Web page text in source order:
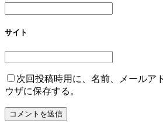
サイト
次回投稿時用に、名前、メールア
ウザに保存する。